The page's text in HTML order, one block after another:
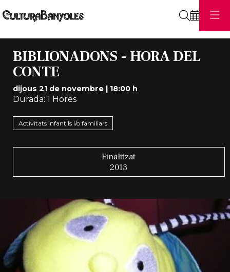
BIBLIONADONS - HORA DEL
CONTE
dijous 21 de novembre| 18:00 h
Durada: 1 Hores
Activitats infantils i/o familiars
Finalitzat
2013